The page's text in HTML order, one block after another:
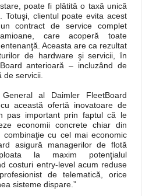
poate fi plătită o taxă unică
clientul poate evita acest
contract de service complet
care acoperă toate
Aceasta are ca rezultat
de hardware şi servicii, în
anterioară – incluzând de
servicii.
al Daimler FleetBoard
această ofertă inovatoare de
pas important prin faptul că le
economii concrete chiar din
cu cel mai economic
asigură managerilor de flotă
la maxim potenţialul
costuri entry-level acum reduse
de telematică, orice
sisteme dispare.”